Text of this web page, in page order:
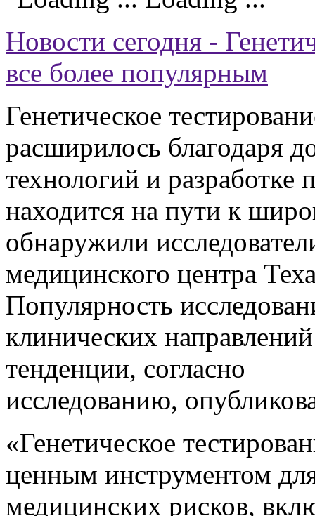
Новости сегодня -
все более популярным
Генетическое
расширилось благодаря
технологий и разработке
находится на пути к
обнаружили
медицинского центра
Популярность
клинических
тенденции, согласно
исследованию,
«Генетическое
ценным инструментом
медицинских рисков,